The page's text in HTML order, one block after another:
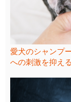
愛犬のシャンプ
への刺激を抑え